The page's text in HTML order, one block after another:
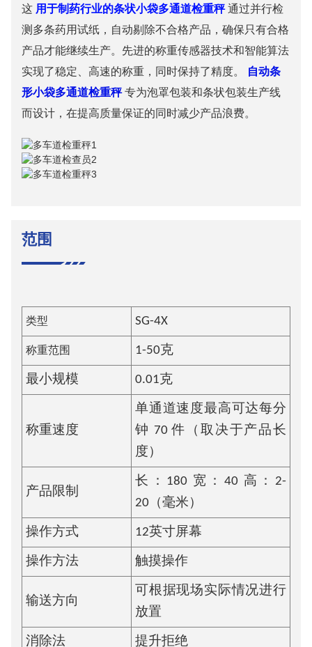
这 用于制药行业的条状小袋多通道检重秤通过并行检
测多条药用试纸，自动剔除不合格产品，确保只有合格
产品才能继续生产。先进的称重传感器技术和智能算法
实现了稳定、高速的称重，同时保持了精度。
自动条
形小袋多通道检重秤专为泡罩包装和条状包装生产线
而设计，在提高质量保证的同时减少产品浪费。
范围
类型 SG-4X
称重范围 1-50克
最小规模 0.01克
称重速度
单通道速度最高可达每分
钟 70 件（取决于产品长
度）
产品限制
长：180 宽：40 高：2-
20（毫米）
操作方式 12英寸屏幕
操作方法 触摸操作
输送方向
可根据现场实际情况进行
放置
消除法 提升拒绝